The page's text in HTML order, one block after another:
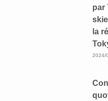
par
la
2024/